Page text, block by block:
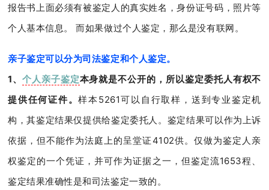
报告书上面必须有被鉴定人的真实姓名，身份证号码，照片等
个人基本信息。 而如果做过个人鉴定，那么是没有联网。
亲子鉴定可以分为司法鉴定和个人鉴定。
1、 个人亲子鉴定本身就是不公开的，所以鉴定委托人有权不
提供任何证件。样本5261可以自行取样，送到专业鉴定机
构，其鉴定结果仅提供给鉴定委托人。鉴定结果可以作为上诉
依据，但不能作为法庭上的呈堂证4102供。仅做为鉴定人亲
权鉴定的一个凭证，并可作为证据之一，但鉴定流1653程、
鉴定结果准确性是和司法鉴定一致的。